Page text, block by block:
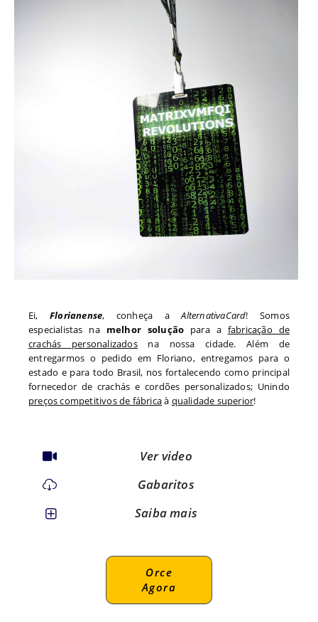
Ei,Florianense, conheça aAlternativaCard! Somos
especialistas na melhor solução para a fabricação de
crachás personalizadosna nossa cidade. Além de
entregarmos o pedido em Floriano, entregamos para o
estado e para todo Brasil, nos fortalecendo como principal
fornecedor de crachás e cordões personalizados; Unindo
preços competitivos de fábricaà qualidade superior!
Ver video
Gabaritos
Saiba mais
Orce
Agora